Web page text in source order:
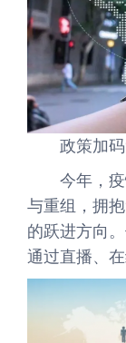
政策加码“
今年，疫
与重组，拥
的跃进方向
通过直播、